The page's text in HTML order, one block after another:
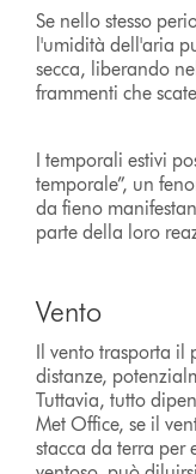
Se nello stesso
l'umidità dell'aria
secca, liberando
frammenti che
I temporali estivi
temporale”, un
da fieno
parte della loro
Vento
Il vento trasporta il
distanze,
Tuttavia, tutto
Met Office, se il
stacca da terra per